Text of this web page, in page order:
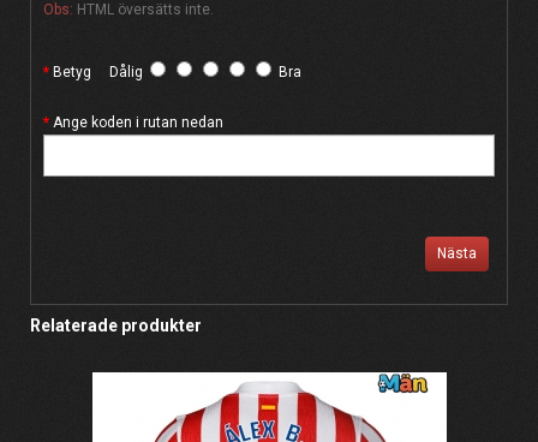
Obs: HTML översätts inte.
Betyg Dålig Bra
Ange koden i rutan nedan
Nästa
Relaterade produkter